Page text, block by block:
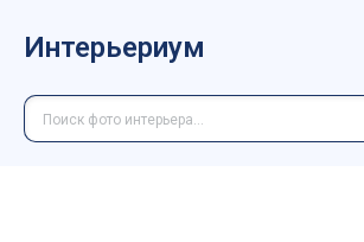
Интерьериум